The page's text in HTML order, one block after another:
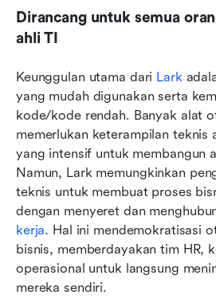
Dirancang untuk semua
ahli TI
Keunggulan utama dari Lark
yang mudah digunakan serta
kode/kode rendah. Banyak alat
memerlukan keterampilan teknis
yang intensif untuk membangun
Namun, Lark memungkinkan
teknis untuk membuat proses
dengan menyeret dan
kerja. Hal ini mendemokratisasi
bisnis, memberdayakan tim HR,
operasional untuk langsung
mereka sendiri.